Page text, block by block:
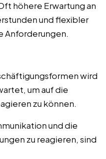
höhere Erwartung an
und flexibler
Anforderungen.
wird
um auf die
zu können.
und die
zu reagieren, sind